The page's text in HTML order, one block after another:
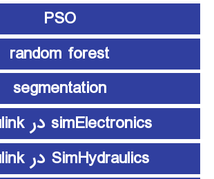
PSO
random forest
segmentation
simElectronics در Simulink
SimHydraulics در simulink